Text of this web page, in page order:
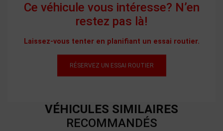
Ce véhicule vous intéresse? N’en
restez pas là!
Laissez-vous tenter en planifiant un essai routier.
RÉSERVEZ UN ESSAI ROUTIER
VÉHICULES SIMILAIRES
RECOMMANDÉS